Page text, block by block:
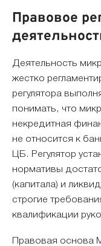
Правовое
Деятельность
жестко
регулятора
понимать, что
некредитная
не относится к
ЦБ. Регулятор
нормативы
(капитала) и
строгие
квалификации
Правовая основа